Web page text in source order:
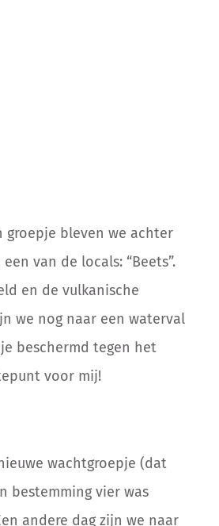
groepje bleven we achter
van de locals: “Beets”.
en de vulkanische
we nog naar een waterval
beschermd tegen het
voor mij!
wachtgroepje (dat
bestemming vier was
andere dag zijn we naar